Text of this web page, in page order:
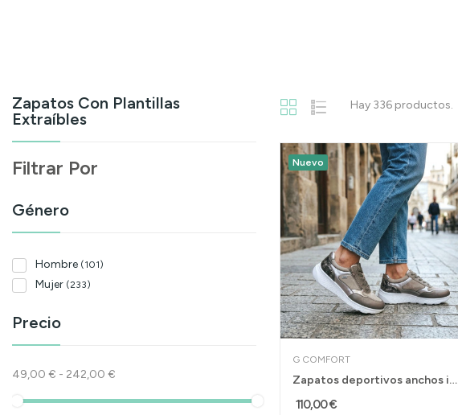
Zapatos Con Plantillas
Extraíbles
Filtrar Por
Género
Hombre (101)
Mujer (233)
Precio
49,00 € - 242,00 €
Hay 336 productos.
Nuevo
G COMFORT
Zapatos deportivos anchos impermeables G...
110,00 €